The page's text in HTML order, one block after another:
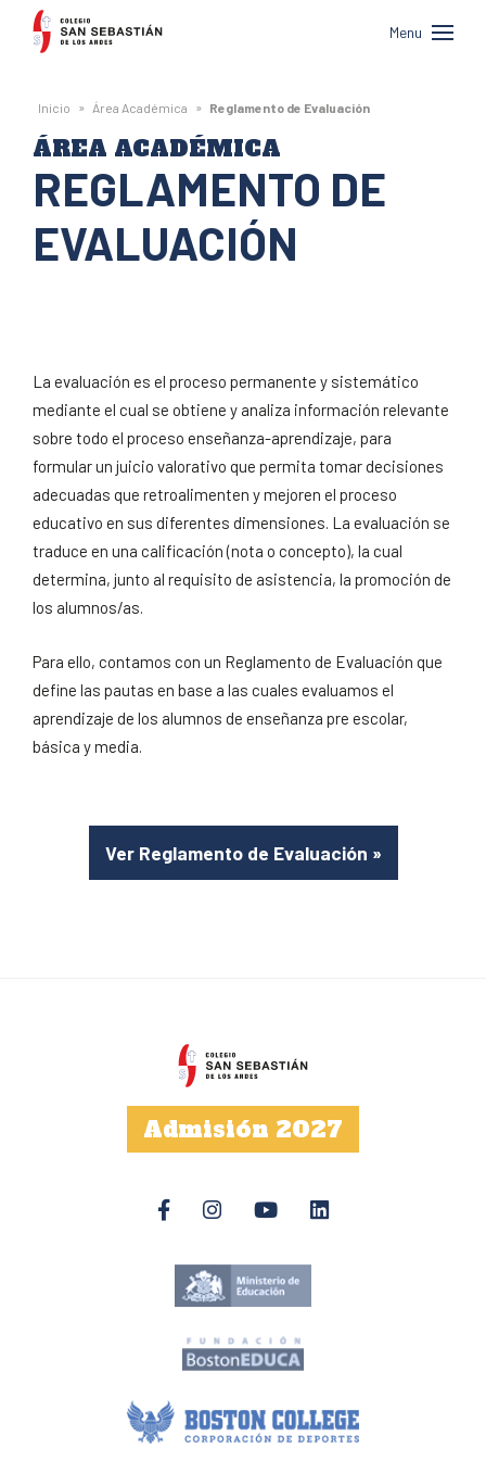
Colegio
San
Sebastián
de
Los
Andes
Menu
Inicio » Área Académica » Reglamento de Evaluación
ÁREA ACADÉMICA
REGLAMENTO DE
EVALUACIÓN
La evaluación es el proceso permanente y sistemático
mediante el cual se obtiene y analiza información relevante
sobre todo el proceso enseñanza-aprendizaje, para
formular un juicio valorativo que permita tomar decisiones
adecuadas que retroalimenten y mejoren el proceso
educativo en sus diferentes dimensiones. La evaluación se
traduce en una calificación (nota o concepto), la cual
determina, junto al requisito de asistencia, la promoción de
los alumnos/as.
Para ello, contamos con un Reglamento de Evaluación que
define las pautas en base a las cuales evaluamos el
aprendizaje de los alumnos de enseñanza pre escolar,
básica y media.
Ver Reglamento de Evaluación »
Admisión 2027